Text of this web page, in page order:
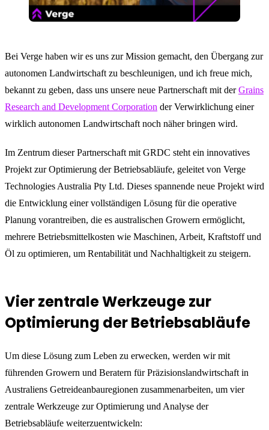
Bei Verge haben wir es uns zur Mission gemacht, den Übergang zur
autonomen Landwirtschaft zu beschleunigen, und ich freue mich,
bekannt zu geben, dass uns unsere neue Partnerschaft mit derGrains
Research and Development Corporation der Verwirklichung einer
wirklich autonomen Landwirtschaft noch näher bringen wird.
Im Zentrum dieser Partnerschaft mit GRDC steht ein innovatives
Projekt zur Optimierung der Betriebsabläufe, geleitet von Verge
Technologies Australia Pty Ltd. Dieses spannende neue Projekt wird
die Entwicklung einer vollständigen Lösung für die operative
Planung vorantreiben, die es australischen Growern ermöglicht,
mehrere Betriebsmittelkosten wie Maschinen, Arbeit, Kraftstoff und
Öl zu optimieren, um Rentabilität und Nachhaltigkeit zu steigern.
Vier zentrale Werkzeuge zur
Optimierung der Betriebsabläufe
Um diese Lösung zum Leben zu erwecken, werden wir mit
führenden Growern und Beratern für Präzisionslandwirtschaft in
Australiens Getreideanbauregionen zusammenarbeiten, um vier
zentrale Werkzeuge zur Optimierung und Analyse der
Betriebsabläufe weiterzuentwickeln: